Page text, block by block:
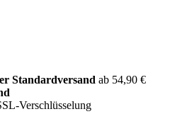
Standardversand ab 54,90 €
Verschlüsselung